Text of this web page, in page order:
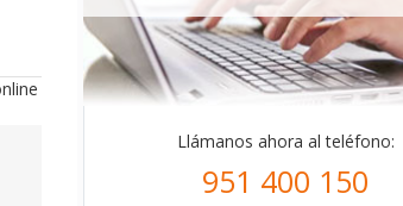
Llámanos ahora al teléfono:
951 400 150